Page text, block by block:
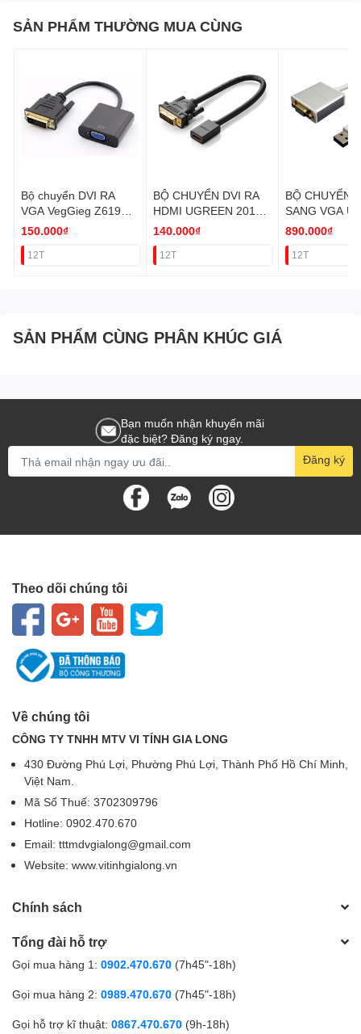
SẢN PHẨM THƯỜNG MUA CÙNG
Bộ chuyển DVI RA
VGA VegGieg Z619
VAT
150.000₫
12T
BỘ CHUYỂN DVI RA
HDMI UGREEN 20118
VAT
140.000₫
12T
BỘ CHUYỂN
SANG VGA
40244 VAT
890.000₫
12T
SẢN PHẨM CÙNG PHÂN KHÚC GIÁ
Bạn muốn nhận khuyến mãi
đặc biệt? Đăng ký ngay.
Đăng ký
Theo dõi chúng tôi
Về chúng tôi
CÔNG TY TNHH MTV VI TÍNH GIA LONG
430 Đường Phú Lợi, Phường Phú Lợi, Thành Phố Hồ Chí Minh,
Việt Nam.
Mã Số Thuế: 3702309796
Hotline: 0902.470.670
Email: tttmdvgialong@gmail.com
Website: www.vitinhgialong.vn
Chính sách
Tổng đài hỗ trợ
Gọi mua hàng 1: 0902.470.670 (7h45"-18h)
Gọi mua hàng 2: 0989.470.670 (7h45"-18h)
Gọi hỗ trợ kĩ thuật: 0867.470.670 (9h-18h)